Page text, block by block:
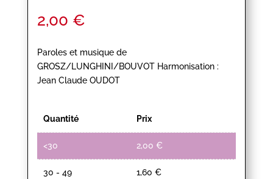
2,00 €
Paroles et musique de
GROSZ/LUNGHINI/BOUVOT Harmonisation :
Jean Claude OUDOT
Quantité Prix
<30 2,00 €
30 - 49 1,60 €